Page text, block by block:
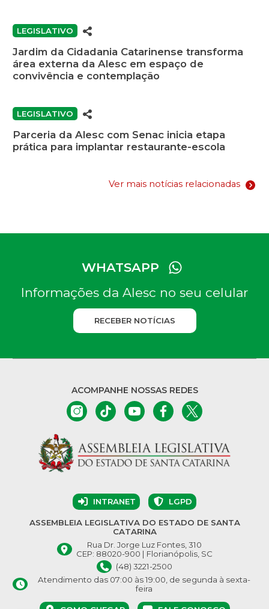
LEGISLATIVO
Jardim da Cidadania Catarinense transforma
área externa da Alesc em espaço de
convivência e contemplação
LEGISLATIVO
Parceria da Alesc com Senac inicia etapa
prática para implantar restaurante-escola
Ver mais notícias relacionadas
WHATSAPP
Informações da Alesc no seu celular
RECEBER NOTÍCIAS
ACOMPANHE NOSSAS REDES
INTRANET LGPD
ASSEMBLEIA LEGISLATIVA DO ESTADO DE SANTA
CATARINA
Rua Dr. Jorge Luz Fontes, 310
CEP: 88020-900 | Florianópolis, SC
(48) 3221-2500
Atendimento das 07:00 às 19:00, de segunda à sexta-
feira